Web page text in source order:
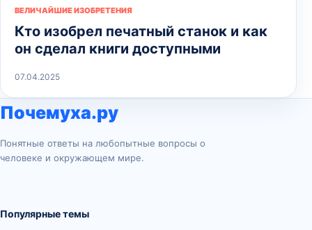
ВЕЛИЧАЙШИЕ ИЗОБРЕТЕНИЯ
Кто изобрел печатный станок и как
он сделал книги доступными
07.04.2025
Почемуха.ру
Понятные ответы на любопытные вопросы о
человеке и окружающем мире.
Популярные темы